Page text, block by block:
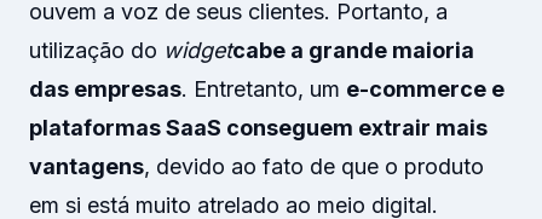
ouvem a voz de seus clientes. Portanto, a
utilização do widgetcabe a grande maioria
das empresas. Entretanto, um e-commerce e
plataformas SaaS conseguem extrair mais
vantagens, devido ao fato de que o produto
em si está muito atrelado ao meio digital.